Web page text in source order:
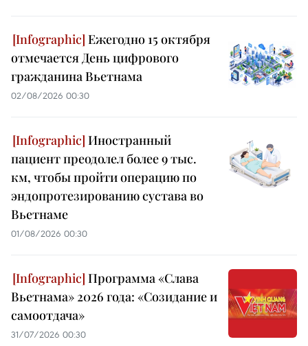
Ежегодно 15 октября
отмечается День цифрового
гражданина Вьетнама
02/08/2026 00:30
Иностранный
пациент преодолел более 9 тыс.
км, чтобы пройти операцию по
эндопротезированию сустава во
Вьетнаме
01/08/2026 00:30
Программа «Слава
Вьетнама» 2026 года: «Созидание и
самоотдача»
31/07/2026 00:30